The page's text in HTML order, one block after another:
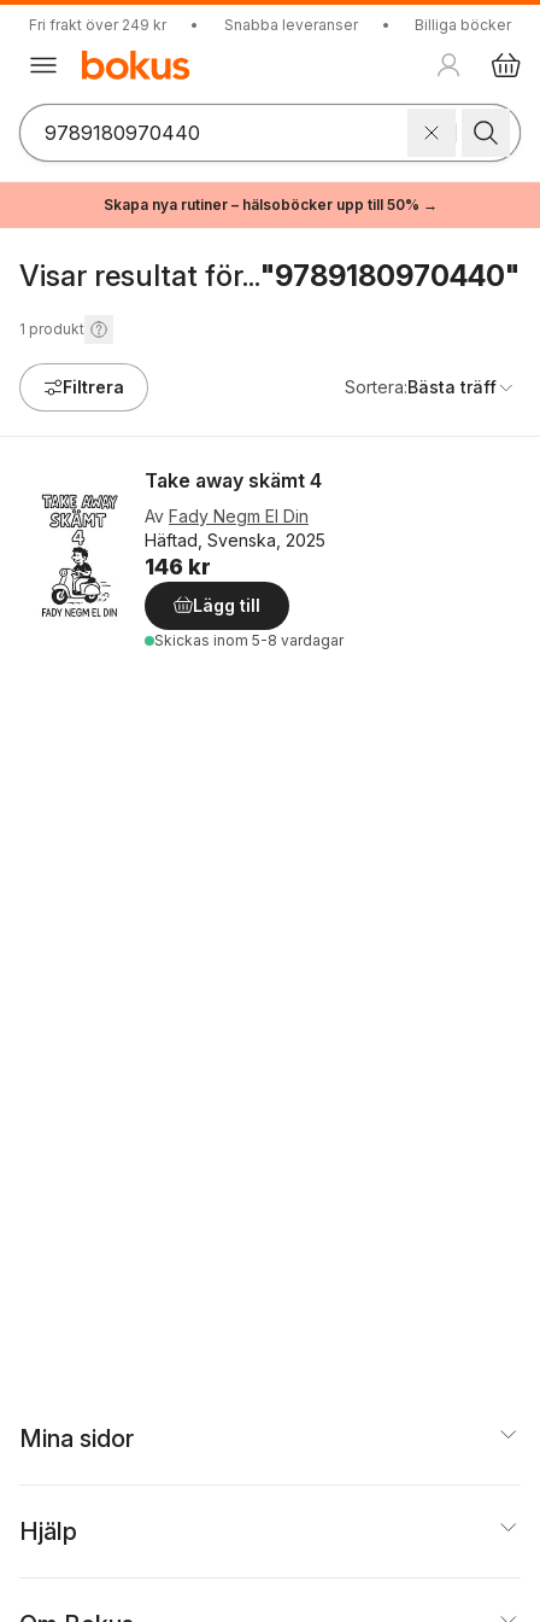
Fri frakt över 249 kr • Snabba leveranser • Billiga böcker
Skapa nya rutiner – hälsoböcker upp till 50% →
Visar resultat för..."9789180970440"
1 produkt
Filtrera Sortera:Bästa träff
Take away skämt 4
Av Fady Negm El Din
Häftad, Svenska, 2025
146 kr
Lägg till
Skickas inom 5-8 vardagar
Mina sidor
Hjälp